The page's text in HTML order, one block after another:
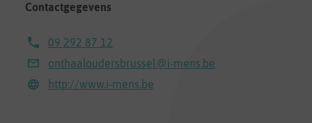
Contactgegevens
09 292 87 12
onthaaloudersbrussel@i-mens.be
http://www.i-mens.be